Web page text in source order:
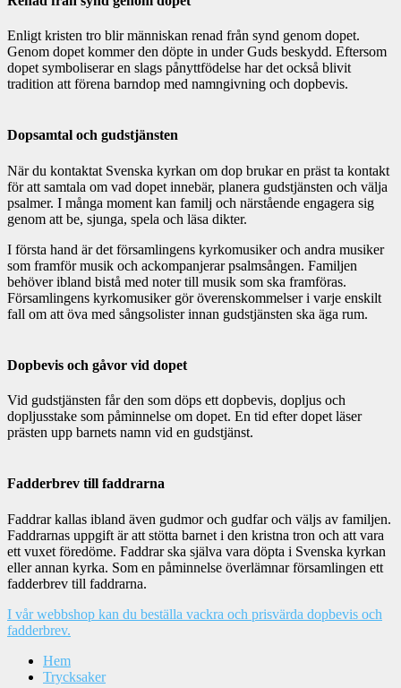
Enligt kristen tro blir människan renad från synd genom dopet.
Genom dopet kommer den döpte in under Guds beskydd. Eftersom
dopet symboliserar en slags pånyttfödelse har det också blivit
tradition att förena barndop med namngivning och dopbevis.
Dopsamtal och gudstjänsten
När du kontaktat Svenska kyrkan om dop brukar en präst ta kontakt
för att samtala om vad dopet innebär, planera gudstjänsten och välja
psalmer. I många moment kan familj och närstående engagera sig
genom att be, sjunga, spela och läsa dikter.
I första hand är det församlingens kyrkomusiker och andra musiker
som framför musik och ackompanjerar psalmsången. Familjen
behöver ibland bistå med noter till musik som ska framföras.
Församlingens kyrkomusiker gör överenskommelser i varje enskilt
fall om att öva med sångsolister innan gudstjänsten ska äga rum.
Dopbevis och gåvor vid dopet
Vid gudstjänsten får den som döps ett dopbevis, dopljus och
dopljusstake som påminnelse om dopet. En tid efter dopet läser
prästen upp barnets namn vid en gudstjänst.
Fadderbrev till faddrarna
Faddrar kallas ibland även gudmor och gudfar och väljs av familjen.
Faddrarnas uppgift är att stötta barnet i den kristna tron och att vara
ett vuxet föredöme. Faddrar ska själva vara döpta i Svenska kyrkan
eller annan kyrka. Som en påminnelse överlämnar församlingen ett
fadderbrev till faddrarna.
I vår webbshop kan du beställa vackra och prisvärda dopbevis och
fadderbrev.
Hem
Trycksaker